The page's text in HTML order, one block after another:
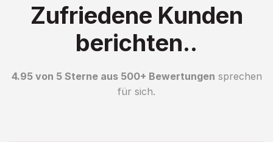
Zufriedene Kunden
berichten..
4.95 von 5 Sterne aus 500+ Bewertungen sprechen
für sich.